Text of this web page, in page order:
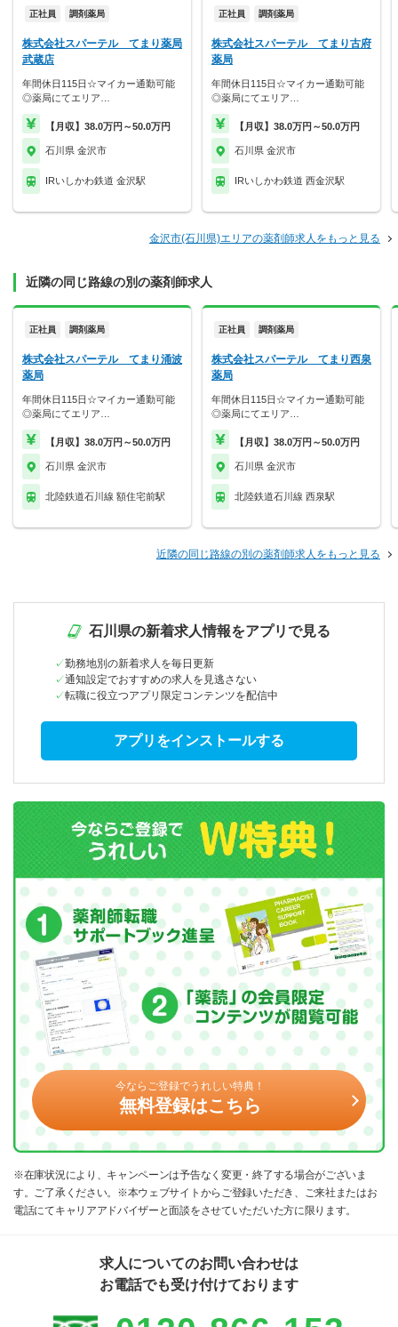
正社員 調剤薬局
株式会社スパーテル てまり薬局
武蔵店
年間休日115日☆マイカー通勤可能
◎薬局にてエリア…
【月収】38.0万円～50.0万円
石川県 金沢市
IRいしかわ鉄道 金沢駅
正社員 調剤薬局
株式会社スパーテル てまり古府
薬局
年間休日115日☆マイカー通勤可能
◎薬局にてエリア…
【月収】38.0万円～50.0万円
石川県 金沢市
IRいしかわ鉄道 西金沢駅
金沢市(石川県)エリアの薬剤師求人をもっと見る
近隣の同じ路線の別の薬剤師求人
正社員 調剤薬局
株式会社スパーテル てまり涌波
薬局
年間休日115日☆マイカー通勤可能
◎薬局にてエリア…
【月収】38.0万円～50.0万円
石川県 金沢市
北陸鉄道石川線 額住宅前駅
正社員 調剤薬局
株式会社スパーテル てまり西泉
薬局
年間休日115日☆マイカー通勤可能
◎薬局にてエリア…
【月収】38.0万円～50.0万円
石川県 金沢市
北陸鉄道石川線 西泉駅
近隣の同じ路線の別の薬剤師求人をもっと見る
石川県の新着求人情報をアプリで見る
勤務地別の新着求人を毎日更新
通知設定でおすすめの求人を見逃さない
転職に役立つアプリ限定コンテンツを配信中
アプリをインストールする
今ならご登録でうれしい特典！
無料登録はこちら
※在庫状況により、キャンペーンは予告なく変更・終了する場合がございま
す。ご了承ください。※本ウェブサイトからご登録いただき、ご来社またはお
電話にてキャリアアドバイザーと面談をさせていただいた方に限ります。
求人についてのお問い合わせは
お電話でも受け付けております